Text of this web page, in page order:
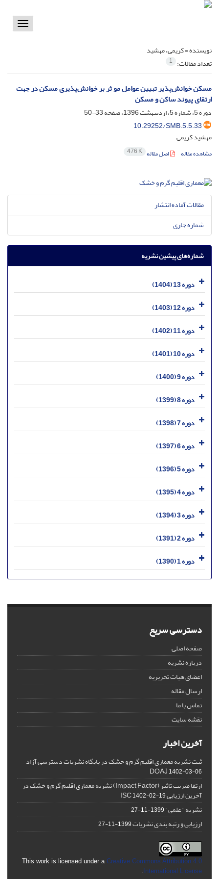
Toggle
نویسنده =کریمی، مهشید
تعداد مقالات: 1
مسکن خوانش‌پذیر تبیین عوامل مو ثر بر خوانش‌پذیری مسکن در جهت
ارتقای پیوند ساکن و مسکن
دوره 5، شماره 5، اردیبهشت 1396، صفحه
33-50
10.29252/SMB.5.5.33
مهشید کریمی
مشاهده مقاله اصل مقاله 476 K
مقالات آماده انتشار
شماره جاری
شماره‌های پیشین نشریه
دوره 13 (1404)
دوره 12 (1403)
دوره 11 (1402)
دوره 10 (1401)
دوره 9 (1400)
دوره 8 (1399)
دوره 7 (1398)
دوره 6 (1397)
دوره 5 (1396)
دوره 4 (1395)
دوره 3 (1394)
دوره 2 (1391)
دوره 1 (1390)
دسترسی سریع
صفحه اصلی
درباره نشریه
اعضای هیات تحریریه
ارسال مقاله
تماس با ما
نقشه سایت
آخرین اخبار
ثبت نشریه معماری اقلیم گرم و خشک در پایگاه نشریات دسترسی آزاد
DOAJ1402-03-06
ارتقا ضریب تاثیر (Impact Factor) نشریه معماری اقلیم گرم و خشک در
آخرین ارزیابی ISC1402-02-19
نشریه "علمی"1399-11-27
ارزیابی و رتبه بندی نشریات1399-11-27
This work is licensed under a Creative Commons Attribution 4.0
International License
.